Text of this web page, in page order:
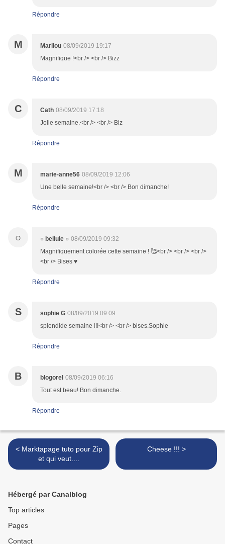
Répondre
M Marilou 08/09/2019 19:17
Magnifique !<br /> <br /> Bizz
Répondre
C Cath 08/09/2019 17:18
Jolie semaine.<br /> <br /> Biz
Répondre
M marie-anne56 08/09/2019 12:06
Une belle semaine!<br /> <br /> Bon dimanche!
Répondre
○ ○ bellule ○ 08/09/2019 09:32
Magnifiquement colorée cette semaine ! 🥰<br /> <br /> <br />
<br /> Bises ♥
Répondre
S sophie G 08/09/2019 09:09
splendide semaine !!!<br /> <br /> bises.Sophie
Répondre
B blogorel 08/09/2019 06:16
Tout est beau! Bon dimanche.
Répondre
< Marktapage tuto pour Zip
et qui veut....
Cheese !!! >
Hébergé par Canalblog
Top articles
Pages
Contact